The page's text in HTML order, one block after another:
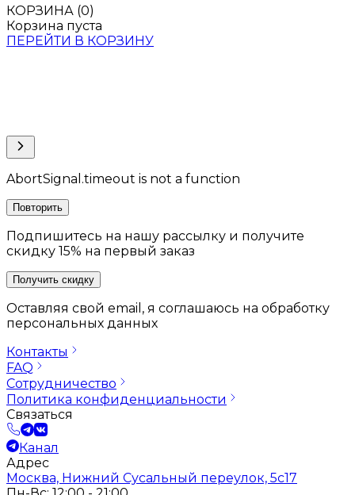
КОРЗИНА (0)
Корзина пуста
ПЕРЕЙТИ В КОРЗИНУ
AbortSignal.timeout is not a function
Повторить
Подпишитесь на нашу рассылку и получите
скидку 15% на первый заказ
Получить скидку
Оставляя свой email, я соглашаюсь на обработку
персональных данных
Контакты
FAQ
Сотрудничество
Политика конфиденциальности
Связаться
Канал
Адрес
Москва, Нижний Сусальный переулок, 5с17